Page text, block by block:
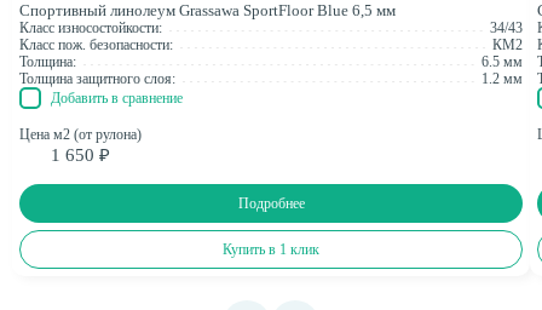
Спортивный линолеум Grassawa SportFloor Blue 6,5 мм
Класс износостойкости:
34/43
Класс пож. безопасности:
КМ2
Толщина:
6.5 мм
Толщина защитного слоя:
1.2 мм
Добавить в сравнение
Цена м2 (от рулона)
1 650 ₽
Подробнее
Купить в 1 клик